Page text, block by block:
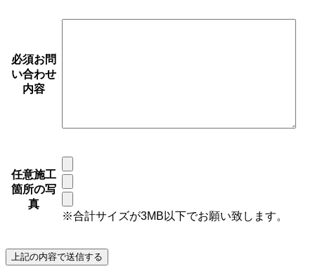
必須お問
い合わせ
内容
任意施工
箇所の写
真
※合計サイズが3MB以下でお願い致します。